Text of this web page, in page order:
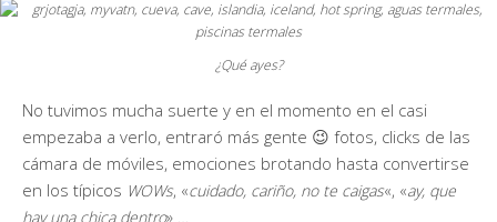
¿Qué ayes?
No tuvimos mucha suerte y en el momento en el casi
empezaba a verlo, entraró más gente 😉 fotos, clicks de las
cámara de móviles, emociones brotando hasta convertirse
en los típicos WOWs, «cuidado, cariño, no te caigas«, «ay, que
hay una chica dentro» …